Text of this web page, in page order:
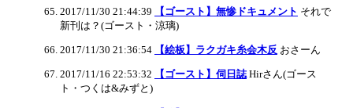
2017/11/30 21:44:39 【ゴースト】無惨ドキュメント それで
新刊は？(ゴースト・涼璃)
2017/11/30 21:36:54 【絵板】ラクガキ糸会木反 おさーん
2017/11/16 22:53:32 【ゴースト】伺日誌 Hirさん(ゴース
ト・つくは&みずと)